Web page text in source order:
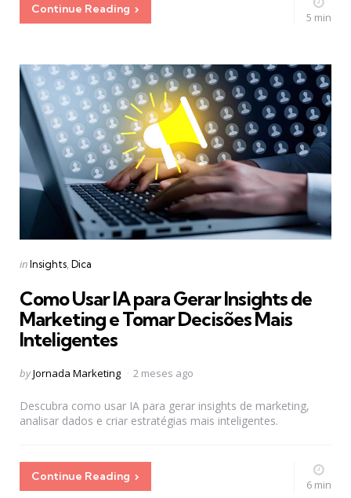
Continue Reading
5 min
Categories
Posted
inInsights Dica
Como Usar IA para Gerar Insights de
Marketing e Tomar Decisões Mais
Inteligentes
Posted
byJornada Marketing 2 meses ago
Descubra como usar IA para gerar insights de marketing,
analisar dados e criar estratégias mais inteligentes.
Continue Reading
6 min